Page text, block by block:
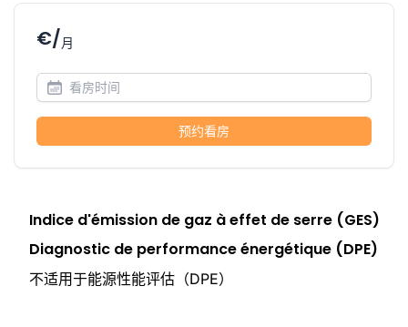
€/月
预约看房
Indice d'émission de gaz à effet de serre (GES)
Diagnostic de performance énergétique (DPE)
不适用于能源性能评估（DPE）